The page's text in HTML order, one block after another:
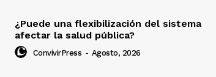
¿Puede una flexibilización del sistema
afectar la salud pública?
ConvivirPress - Agosto, 2026